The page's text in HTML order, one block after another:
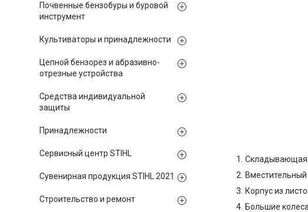
Вместительный
Корпус из
Большие
Почвенные бензобуры и буровой
инструмент
Культиваторы и принадлежности
Цепной бензорез и абразивно-
отрезные устройства
Средства индивидуальной
защиты
Принадлежности
Сервисный центр STIHL
Сувенирная продукция STIHL 2021
Строительство и ремонт